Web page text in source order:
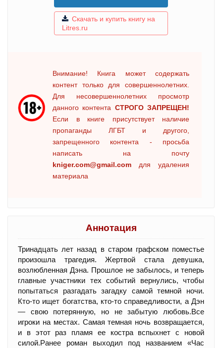
Скачать и купить книгу на
Litres.ru
Внимание! Книга может содержать
контент только для совершеннолетних.
Для несовершеннолетних просмотр
данного контента СТРОГО ЗАПРЕЩЕН!
Если в книге присутствует наличие
пропаганды ЛГБТ и другого,
запрещенного контента - просьба
написать на почту
kniger.com@gmail.com для удаления
материала
Аннотация
Тринадцать лет назад в старом графском поместье
произошла трагедия. Жертвой стала девушка,
возлюбленная Дэна. Прошлое не забылось, и теперь
главные участники тех событий вернулись, чтобы
попытаться разгадать загадку самой темной ночи.
Кто-то ищет богатства, кто-то справедливости, а Дэн
— свою потерянную, но не забытую любовь.Все
игроки на местах. Самая темная ночь возвращается,
и в этот раз пламя ее костра вспыхнет с новой
силой.Ранее роман выходил под названием «Час